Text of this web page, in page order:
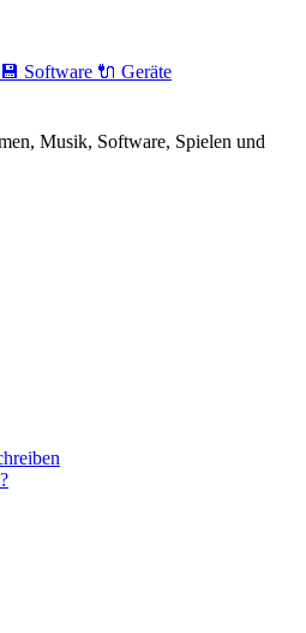
💾 Software 🔌 Geräte
Musik, Software, Spielen und